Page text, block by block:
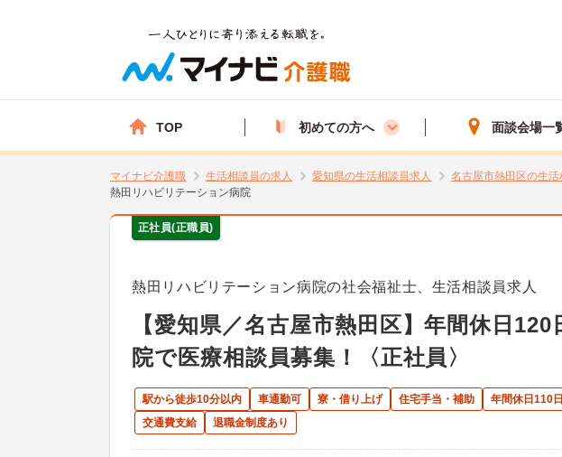
TOP 初めての方へ 面談会場一
マイナビ介護職 生活相談員の求人 愛知県の生活相談員求人 名古屋市熱田区の生活
熱田リハビリテーション病院
正社員(正職員)
熱田リハビリテーション病院の社会福祉士、生活相談員求人
【愛知県／名古屋市熱田区】年間休日
院で医療相談員募集！〈正社員〉
駅から徒歩10分以内 車通勤可 寮・借り上げ 住宅手当・補助 年間休日110
交通費支給
退職金制度あり